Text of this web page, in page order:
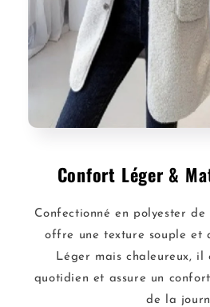
Confort Léger &
Confectionné en polyester
offre une texture souple et
Léger mais chaleureux,
quotidien et assure un
de la